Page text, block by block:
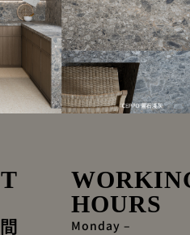
HOURS
Monday –